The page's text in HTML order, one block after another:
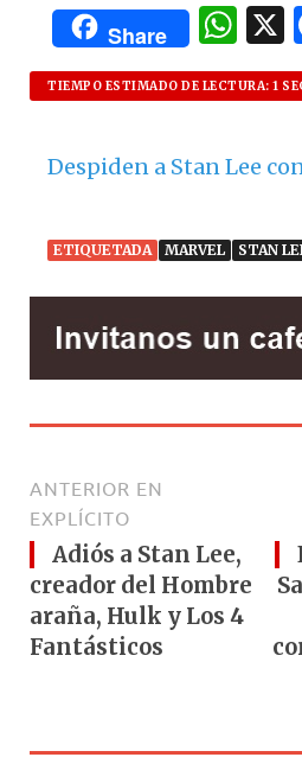
Share
W
h
at
A
p
TIEMPO ESTIMADO DE LECTURA: 1
Despiden a Stan Lee
ETIQUETADA MARVEL STAN
ANTERIOR EN
EXPLÍCITO
Adiós a Stan Lee,
creador del Hombre
araña, Hulk y Los 4
Fantásticos